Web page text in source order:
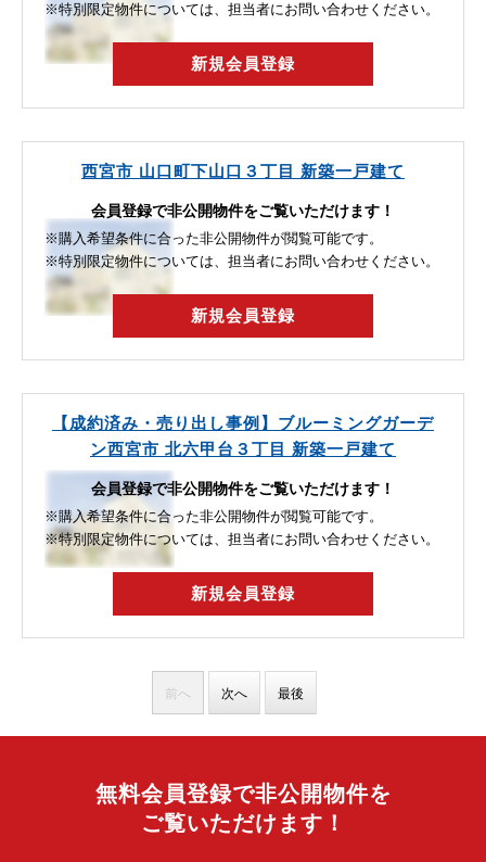
※特別限定物件については、担当者にお問い合わせください。
新規会員登録
西宮市 山口町下山口３丁目 新築一戸建て
会員登録で非公開物件をご覧いただけます！
※購入希望条件に合った非公開物件が閲覧可能です。
※特別限定物件については、担当者にお問い合わせください。
新規会員登録
【成約済み・売り出し事例】ブルーミングガーデ
ン西宮市 北六甲台３丁目 新築一戸建て
会員登録で非公開物件をご覧いただけます！
※購入希望条件に合った非公開物件が閲覧可能です。
※特別限定物件については、担当者にお問い合わせください。
新規会員登録
前へ 次へ 最後
無料会員登録で非公開物件を
ご覧いただけます！